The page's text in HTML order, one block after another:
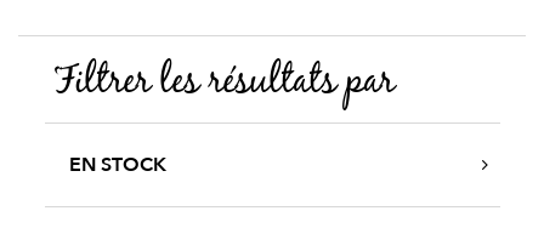
Filtrer les résultats par
EN STOCK